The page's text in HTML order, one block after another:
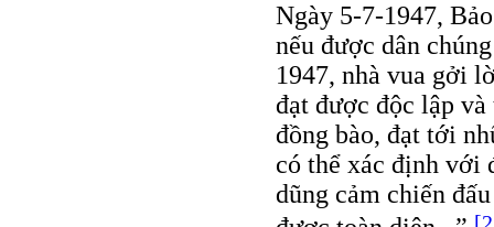
Ngày 5-7-1947,
nếu được dân
1947, nhà vua gởi
đạt được độc lập
đồng bào, đạt tới
có thể xác định với
dũng cảm chiến